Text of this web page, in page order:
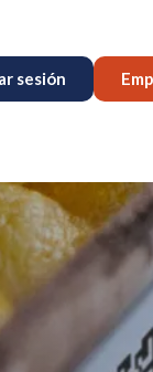
sesión